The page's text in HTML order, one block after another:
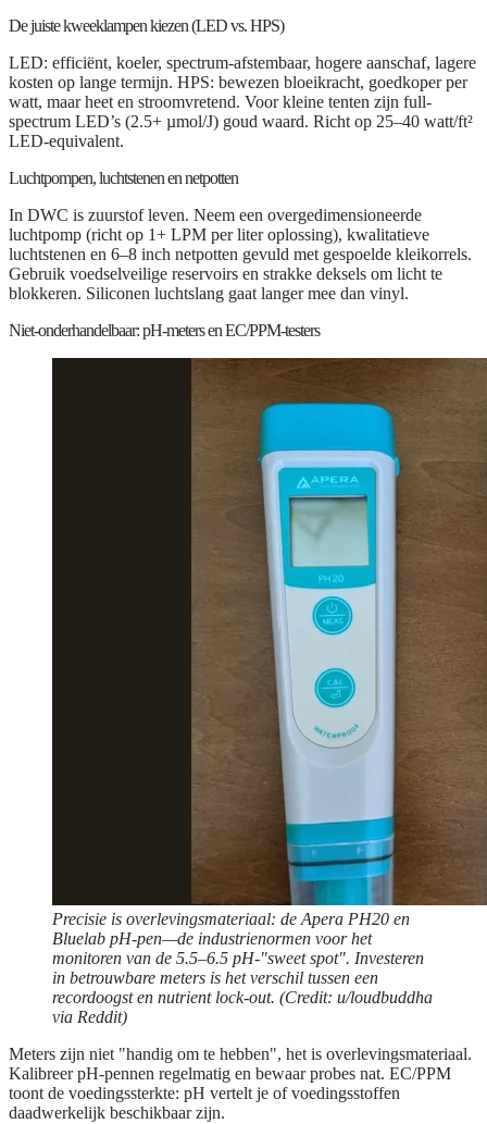
De juiste kweeklampen kiezen (LED vs. HPS)
LED: efficiënt, koeler, spectrum-afstembaar, hogere aanschaf, lagere
kosten op lange termijn. HPS: bewezen bloeikracht, goedkoper per
watt, maar heet en stroomvretend. Voor kleine tenten zijn full-
spectrum LED’s (2.5+ µmol/J) goud waard. Richt op 25–40 watt/ft²
LED-equivalent.
Luchtpompen, luchtstenen en netpotten
In DWC is zuurstof leven. Neem een overgedimensioneerde
luchtpomp (richt op 1+ LPM per liter oplossing), kwalitatieve
luchtstenen en 6–8 inch netpotten gevuld met gespoelde kleikorrels.
Gebruik voedselveilige reservoirs en strakke deksels om licht te
blokkeren. Siliconen luchtslang gaat langer mee dan vinyl.
Niet-onderhandelbaar: pH-meters en EC/PPM-testers
Precisie is overlevingsmateriaal: de Apera PH20 en
Bluelab pH-pen—de industrienormen voor het
monitoren van de 5.5–6.5 pH-"sweet spot". Investeren
in betrouwbare meters is het verschil tussen een
recordoogst en nutrient lock-out. (Credit: u/loudbuddha
via Reddit)
Meters zijn niet "handig om te hebben", het is overlevingsmateriaal.
Kalibreer pH-pennen regelmatig en bewaar probes nat. EC/PPM
toont de voedingssterkte: pH vertelt je of voedingsstoffen
daadwerkelijk beschikbaar zijn.